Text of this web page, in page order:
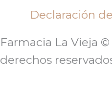
Declaración
Farmacia La Vieja ©
derechos